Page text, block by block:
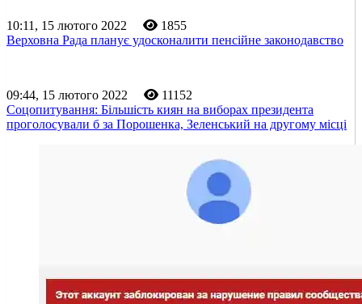
10:11, 15 лютого 2022
1855
Верховна Рада планує удосконалити пенсійне законодавство
09:44, 15 лютого 2022
11152
Соцопитування: Більшість киян на виборах президента
проголосували б за Порошенка, Зеленський на другому місці